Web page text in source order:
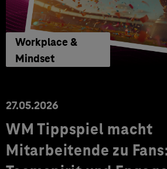
Workplace &
Mindset
27.05.2026
WM Tippspiel macht
Mitarbeitende zu